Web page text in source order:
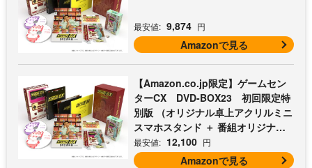
最安値: 9,874 円
Amazonで見る
【Amazon.co.jp限定】ゲームセン
ターCX DVD-BOX23 初回限定特
別版 （オリジナル卓上アクリルミニ
スマホスタンド ＋ 番組オリジナル
マイクロファイバークロス（オレン
ジ） 付） [DVD]
最安値: 12,100 円
Amazonで見る